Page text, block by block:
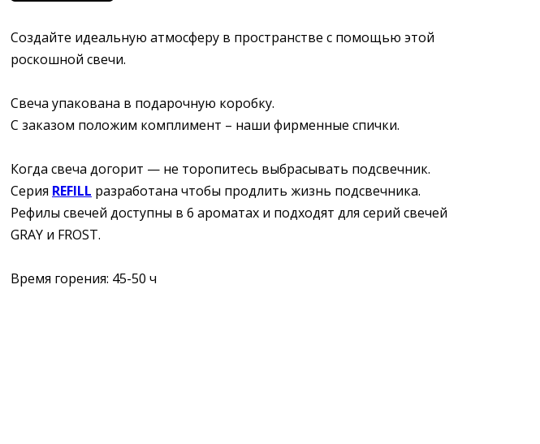
Создайте идеальную атмосферу в пространстве с помощью этой
роскошной свечи.
Свеча упакована в подарочную коробку.
С заказом положим комплимент – наши фирменные спички.
Когда свеча догорит — не торопитесь выбрасывать подсвечник.
Серия REFILL разработана чтобы продлить жизнь подсвечника.
Рефилы свечей доступны в 6 ароматах и подходят для серий свечей
GRAY и FROST.
Время горения: 45-50 ч